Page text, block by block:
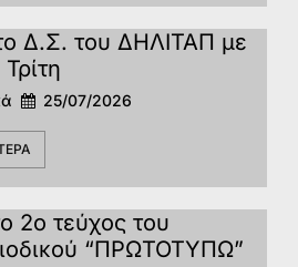
Δ.Σ. του ΔΗΛΙΤΑΠ με
25/07/2026
2ο τεύχος του
“ΠΡΩΤΟΤΥΠΩ”